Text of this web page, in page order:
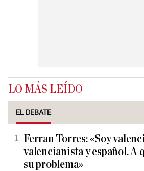
LO MÁS LEÍDO
EL DEBATE
Ferran Torres: «Soy
valencianista y español. A
su problema»